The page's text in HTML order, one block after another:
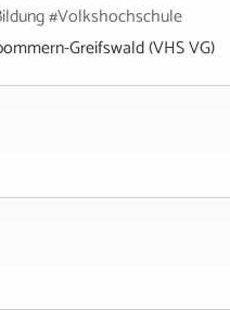
#Volkshochschule
Greifswald (VHS VG)